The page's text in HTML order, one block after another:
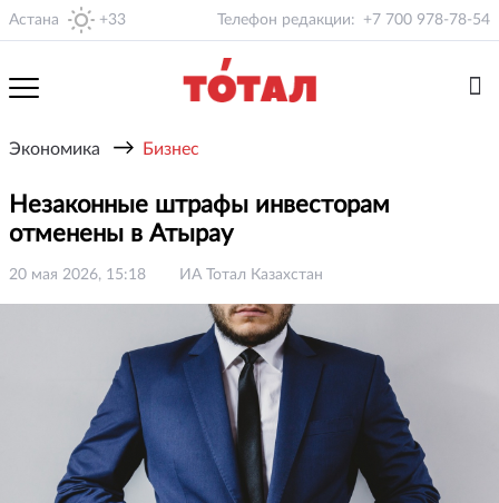
Астана +33 Телефон редакции: +7 700 978-78-54
Экономика → Бизнес
Незаконные штрафы инвесторам
отменены в Атырау
20 мая 2026, 15:18 ИА Тотал Казахстан